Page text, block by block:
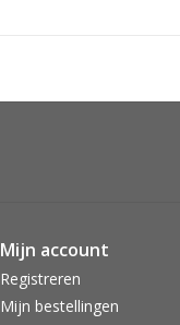
Mijn account
Registreren
Mijn bestellingen